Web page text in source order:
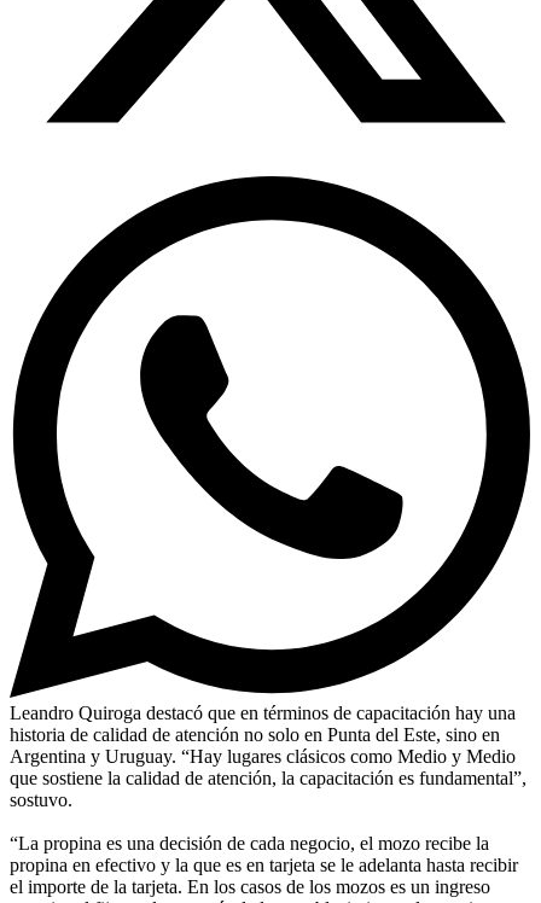
Leandro Quiroga destacó que en términos de capacitación hay una
historia de calidad de atención no solo en Punta del Este, sino en
Argentina y Uruguay. “Hay lugares clásicos como Medio y Medio
que sostiene la calidad de atención, la capacitación es fundamental”,
sostuvo.
“La propina es una decisión de cada negocio, el mozo recibe la
propina en efectivo y la que es en tarjeta se le adelanta hasta recibir
el importe de la tarjeta. En los casos de los mozos es un ingreso